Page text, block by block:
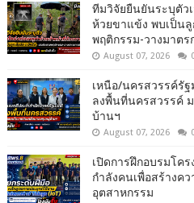
ทีมวิจัยยืนยันระบุตัว
ห้วยขาแข้ง พบเป็นลู
พฤติกรรม-วางมาตร
August 07, 2026
เหนือ/นครสวรรค์รั
ลงพื้นที่นครสวรรค์
บ้านฯ
August 07, 2026
เปิดการฝึกอบรมโค
กำลังคนเพื่อสร้างค
อุตสาหกรรม